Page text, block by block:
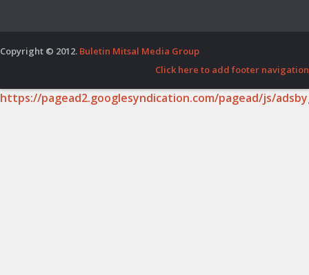
Copyright © 2012. Buletin Mitsal Media Group
Click here to add footer navigation
https://pagead2.googlesyndication.com/pagead/js/